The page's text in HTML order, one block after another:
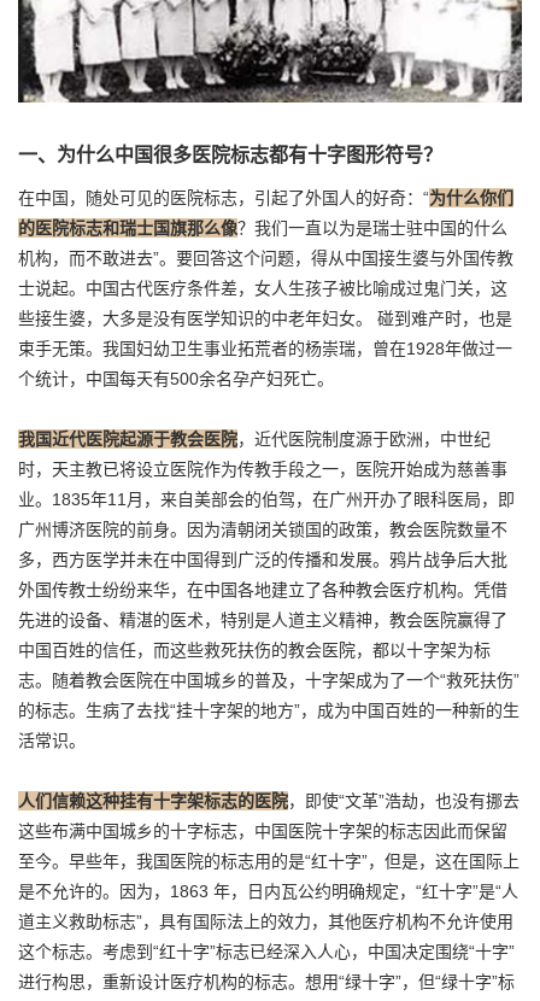
一、为什么中国很多医院标志都有十字图形符号？
在中国，随处可见的医院标志，引起了外国人的好奇：“为什么你们
的医院标志和瑞士国旗那么像？我们一直以为是瑞士驻中国的什么
机构，而不敢进去”。要回答这个问题，得从中国接生婆与外国传教
士说起。中国古代医疗条件差，女人生孩子被比喻成过鬼门关，这
些接生婆，大多是没有医学知识的中老年妇女。 碰到难产时，也是
束手无策。我国妇幼卫生事业拓荒者的杨崇瑞，曾在1928年做过一
个统计，中国每天有500余名孕产妇死亡。
我国近代医院起源于教会医院，近代医院制度源于欧洲，中世纪
时，天主教已将设立医院作为传教手段之一，医院开始成为慈善事
业。1835年11月，来自美部会的伯驾，在广州开办了眼科医局，即
广州博济医院的前身。因为清朝闭关锁国的政策，教会医院数量不
多，西方医学并未在中国得到广泛的传播和发展。鸦片战争后大批
外国传教士纷纷来华，在中国各地建立了各种教会医疗机构。凭借
先进的设备、精湛的医术，特别是人道主义精神，教会医院赢得了
中国百姓的信任，而这些救死扶伤的教会医院，都以十字架为标
志。随着教会医院在中国城乡的普及，十字架成为了一个“救死扶伤”
的标志。生病了去找“挂十字架的地方”，成为中国百姓的一种新的生
活常识。
人们信赖这种挂有十字架标志的医院，即使“文革”浩劫，也没有挪去
这些布满中国城乡的十字标志，中国医院十字架的标志因此而保留
至今。早些年，我国医院的标志用的是“红十字”，但是，这在国际上
是不允许的。因为，1863 年，日内瓦公约明确规定，“红十字”是“人
道主义救助标志”，具有国际法上的效力，其他医疗机构不允许使用
这个标志。考虑到“红十字”标志已经深入人心，中国决定围绕“十字”
进行构思，重新设计医疗机构的标志。想用“绿十字”，但“绿十字”标